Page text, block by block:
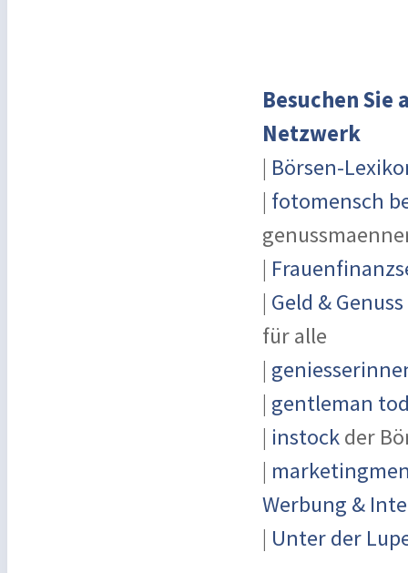
Besuchen Sie
Netzwerk
| Börsen-
| fotomensch
|
| Geld & Genuss
für alle
|
| gentleman
| instockder
|
Werbung &
| Unter der